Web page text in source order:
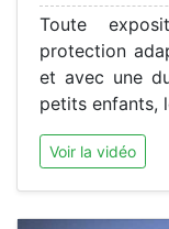
Toute
protection
et avec une
petits enfants,
Voir la vidéo